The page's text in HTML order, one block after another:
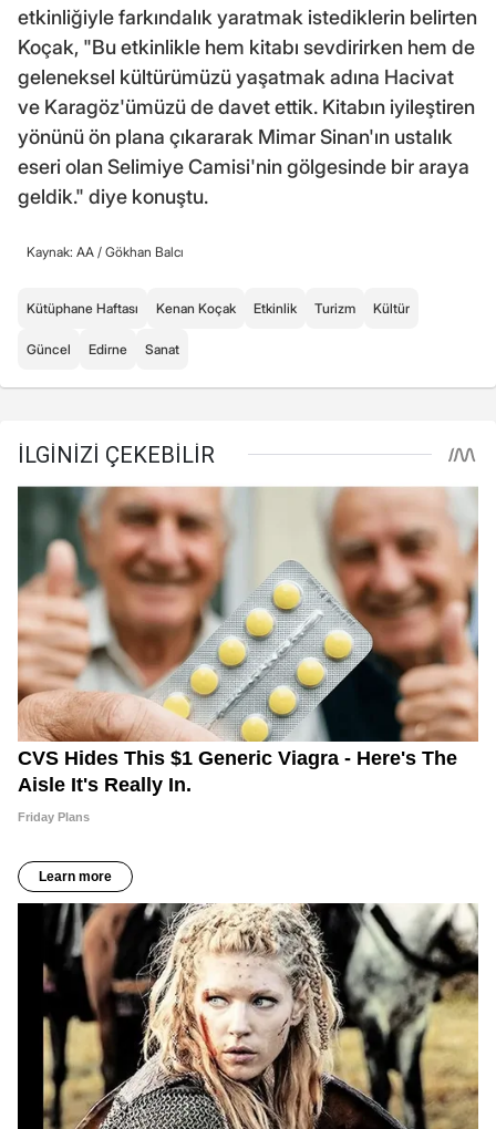
etkinliğiyle farkındalık yaratmak istediklerin belirten
Koçak, "Bu etkinlikle hem kitabı sevdirirken hem de
geleneksel kültürümüzü yaşatmak adına Hacivat
ve Karagöz'ümüzü de davet ettik. Kitabın iyileştiren
yönünü ön plana çıkararak Mimar Sinan'ın ustalık
eseri olan Selimiye Camisi'nin gölgesinde bir araya
geldik." diye konuştu.
Kaynak: AA / Gökhan Balcı
Kütüphane Haftası Kenan Koçak Etkinlik Turizm Kültür
Güncel Edirne Sanat